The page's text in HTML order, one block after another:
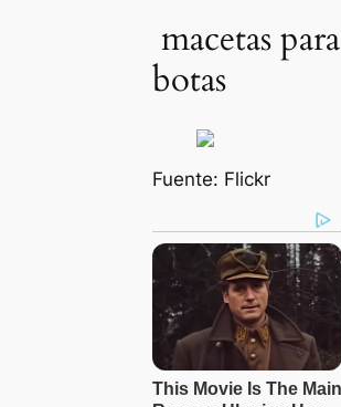
macetas para
botas
Fuente: Flickr